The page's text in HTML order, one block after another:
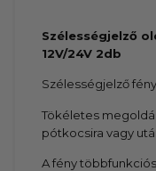
Szélességjelző
12V/24V 2db
Szélességjelző
Tökéletes
pótkocsira vagy
A fény